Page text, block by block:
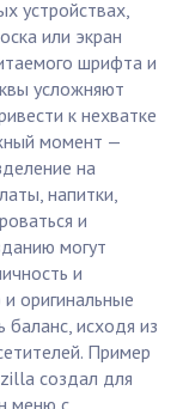
устройствах,
или экран
шрифта и
усложняют
к нехватке
момент —
на
напитки,
и
могут
и
оригинальные
исходя из
Пример
создал для